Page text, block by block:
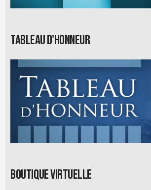
Tableau d'honneur
Boutique virtuelle